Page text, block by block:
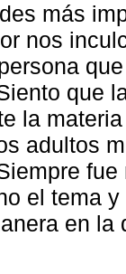
más
nos
que
la
adultos
el tema
en la